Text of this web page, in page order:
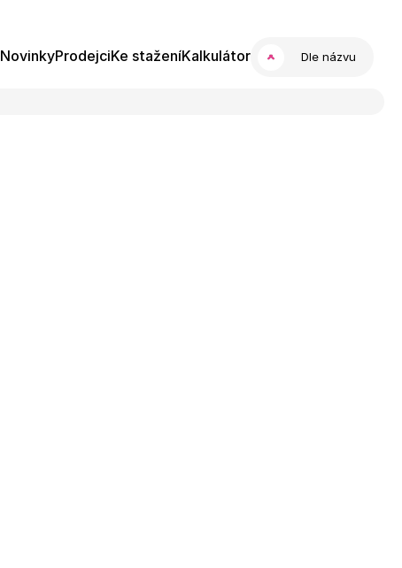
NovinkyProdejciKe staženíKalkulátor Dle názvu